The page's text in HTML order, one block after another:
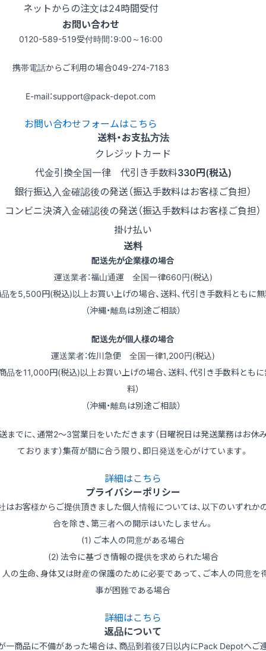
ネットからの注文は24時間受付
お問い合わせ
0120-589-519受付時間：9:00～16:00
携帯電話からご利用の場合049-274-7183
E-mail：support@pack-depot.com
お問い合わせフォームはこちら
送料・お支払方法
クレジットカード
代金引換全国一律 代引き手数料330円(税込)
銀行振込入金確認後の発送（振込手数料はお客様ご負担）
コンビニ決済入金確認後の発送（振込手数料はお客様ご負担）
掛け払い
送料
配送先が企業様の場合
運送業者：福山通運 全国一律660円(税込)
品を5,500円(税込)以上お買い上げの場合、送料、代引き手数料ともに無
（沖縄・離島は別途ご相談）
配送先が個人様の場合
運送業者：佐川急便 全国一律1,200円(税込)
品を11,000円(税込)以上お買い上げの場合、送料、代引き手数料とも
料）
（沖縄・離島は別途ご相談）
までに、通常2～3営業日をいただきます（日曜祝日は発送業務はお休
ております）集荷が間に合う限り、即日発送を心がけています。
詳細はこちら
プライバシーポリシー
はお客様からご提供頂きました個人情報については、以下のいずれか
合を除き、第三者への開示はいたしません。
(1) ご本人の同意がある場合
(2) 法令に基づき情報の提供を求められた場合
の生命、身体又は財産の保護のために必要であって、ご本人の同意を
事が困難である場合
詳細はこちら
返品について
一商品に不備があった場合は、商品到着後7日以内にPack Depotへご